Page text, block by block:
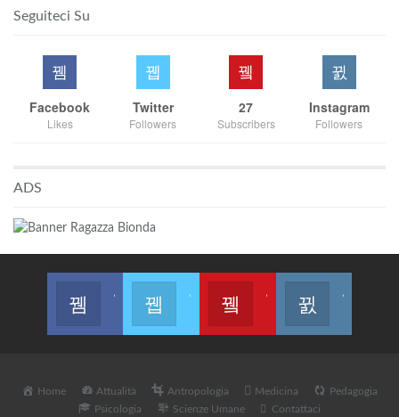
Seguiteci Su
Facebook
Likes
Twitter
Followers
27
Subscribers
Instagram
Followers
ADS
Home Attualità Antropologia Medicina
Pedagogia
Psicologia
Scienze Umane Contattaci